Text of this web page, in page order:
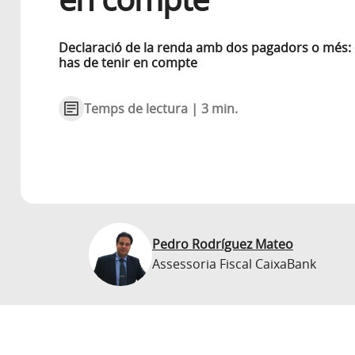
Declaració de la renda amb dos pagadors o més:
has de tenir en compte
Temps de lectura | 3 min.
Pedro Rodríguez Mateo
Assessoria Fiscal CaixaBank